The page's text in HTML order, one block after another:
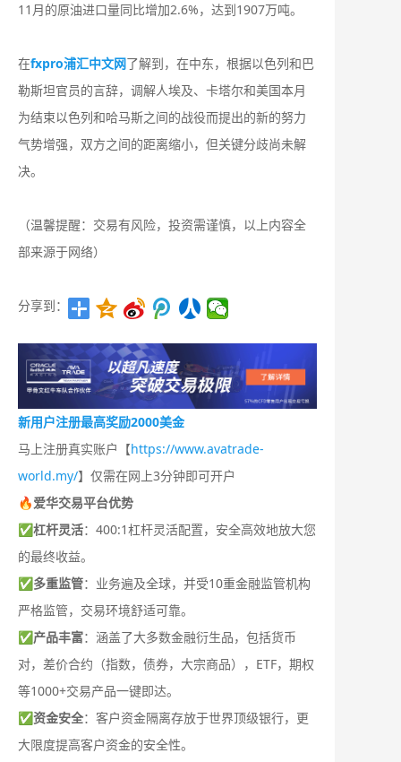
11月的原油进口量同比增加2.6%，达到1907万吨。
在fxpro浦汇中文网了解到，在中东，根据以色列和巴
勒斯坦官员的言辞，调解人埃及、卡塔尔和美国本月
为结束以色列和哈马斯之间的战役而提出的新的努力
气势增强，双方之间的距离缩小，但关键分歧尚未解
决。
（温馨提醒：交易有风险，投资需谨慎，以上内容全
部来源于网络）
分享到：
新用户注册最高奖励2000美金
马上注册真实账户【https://www.avatrade-
world.my/】仅需在网上3分钟即可开户
🔥爱华交易平台优势
✅杠杆灵活：400:1杠杆灵活配置，安全高效地放大您
的最终收益。
✅多重监管：业务遍及全球，并受10重金融监管机构
严格监管，交易环境舒适可靠。
✅产品丰富：涵盖了大多数金融衍生品，包括货币
对，差价合约（指数，债券，大宗商品），ETF，期权
等1000+交易产品一键即达。
✅资金安全：客户资金隔离存放于世界顶级银行，更
大限度提高客户资金的安全性。